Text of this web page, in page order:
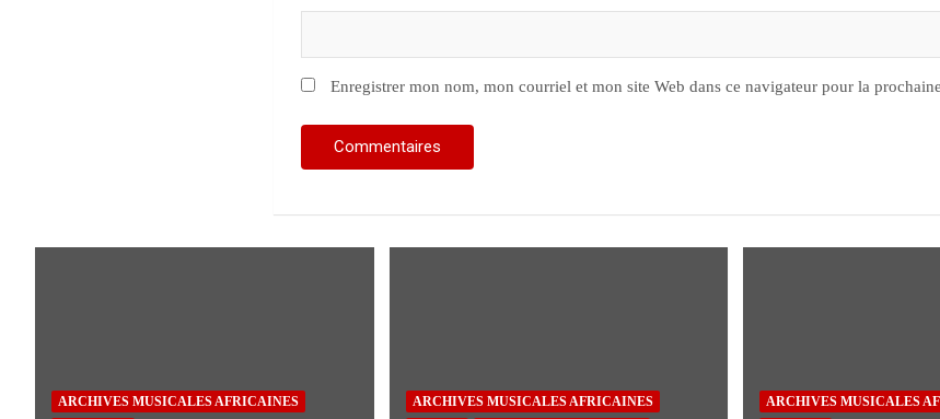
Enregistrer mon nom, mon courriel et mon site Web dans ce navigateur pour la
ARCHIVES MUSICALES AFRICAINES ARCHIVES MUSICALES AFRICAINES ARCHIVES MUSICALES